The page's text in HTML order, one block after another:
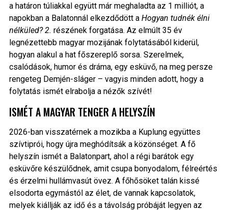
a határon túliakkal együtt már meghaladta az 1 milliót, a
napokban a Balatonnál elkezdődött a Hogyan tudnék élni
nélküled? 2. részének forgatása. Az elmúlt 35 év
legnézettebb magyar mozijának folytatásából kiderül,
hogyan alakul a hat főszereplő sorsa. Szerelmek,
csalódások, humor és dráma, egy esküvő, na meg persze
rengeteg Demjén-sláger – vagyis minden adott, hogy a
folytatás ismét elrabolja a nézők szívét!
ISMÉT A MAGYAR TENGER A HELYSZÍN
2026-ban visszatérnek a mozikba a Kuplung együttes
szívtiprói, hogy újra meghódítsák a közönséget. A fő
helyszín ismét a Balatonpart, ahol a régi barátok egy
esküvőre készülődnek, amit csupa bonyodalom, félreértés
és érzelmi hullámvasút övez. A főhősöket talán kissé
elsodorta egymástól az élet, de vannak kapcsolatok,
melyek kiállják az idő és a távolság próbáját legyen az